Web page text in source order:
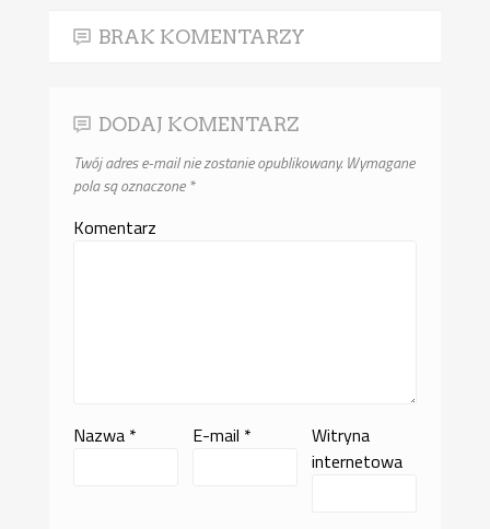
BRAK KOMENTARZY
DODAJ KOMENTARZ
Twój adres e-mail nie zostanie opublikowany.Wymagane
pola są oznaczone*
Komentarz
Nazwa * E-mail *
Witryna
internetowa